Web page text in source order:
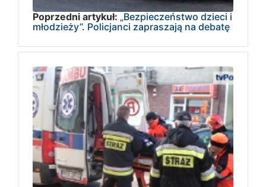
Poprzedni artykuł: „Bezpieczeństwo dzieci i
młodzieży”. Policjanci zapraszają na debatę